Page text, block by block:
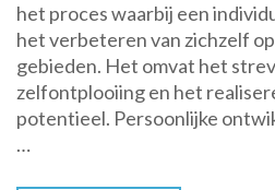
en
waarom
is
het proces waarbij een
het verbeteren van zichzelf
gebieden. Het omvat het
zelfontplooiing en het
potentieel. Persoonlijke
…